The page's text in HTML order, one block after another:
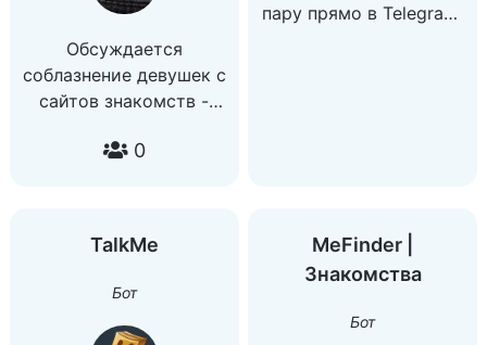
Обсуждается
соблазнение девушек с
сайтов знакомств -
(пикап, знакомства,
0
пару прямо в Telegram!
TalkMe
Бот
MeFinder |
Знакомства
Бот